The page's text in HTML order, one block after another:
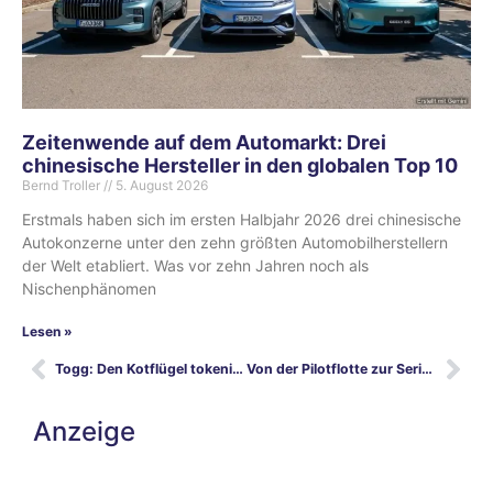
Zeitenwende auf dem Automarkt: Drei
chinesische Hersteller in den globalen Top 10
Bernd Troller 5. August 2026
Erstmals haben sich im ersten Halbjahr 2026 drei chinesische
Autokonzerne unter den zehn größten Automobilherstellern
der Welt etabliert. Was vor zehn Jahren noch als
Nischenphänomen
Lesen »
Togg: Den Kotflügel tokenisieren – Golem Von der Pilotflotte zur Serie: der neue BMW iX5 Hydrogen
Anzeige